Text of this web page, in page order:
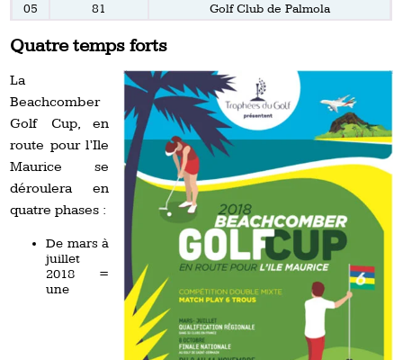
05
81 Golf Club de Palmola
Quatre temps forts
La
Beachcomber
Golf Cup, en
route pour l’Ile
Maurice se
déroulera en
quatre phases :
De mars à
juillet
2018 =
une